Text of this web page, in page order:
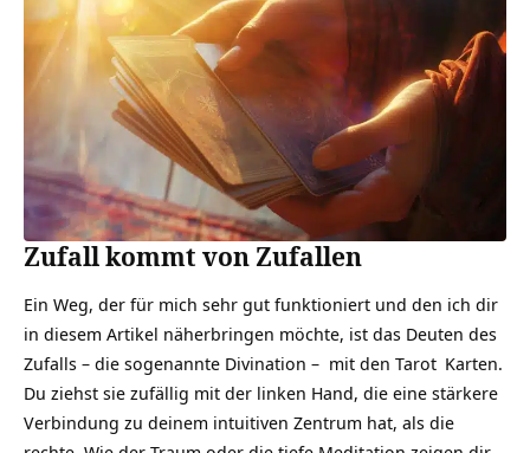
Zufall kommt von Zufallen
Ein Weg, der für mich sehr gut funktioniert und den ich dir
in diesem Artikel näherbringen möchte, ist das Deuten des
Zufalls – die sogenannte Divination – mit den Tarot Karten.
Du ziehst sie zufällig mit der linken Hand, die eine stärkere
Verbindung zu deinem intuitiven Zentrum hat, als die